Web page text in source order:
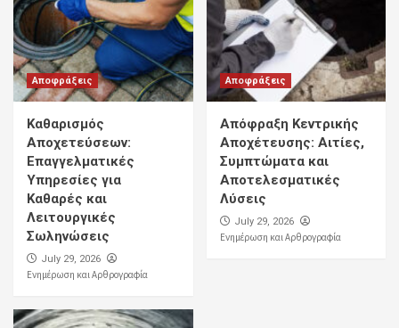
Αποφράξεις
Καθαρισμός
Αποχετεύσεων:
Επαγγελματικές
Υπηρεσίες για
Καθαρές και
Λειτουργικές
Σωληνώσεις
July 29, 2026
Ενημέρωση και Αρθρογραφία
Αποφράξεις
Απόφραξη Κεντρικής
Αποχέτευσης: Αιτίες,
Συμπτώματα και
Αποτελεσματικές
Λύσεις
July 29, 2026
Ενημέρωση και Αρθρογραφία